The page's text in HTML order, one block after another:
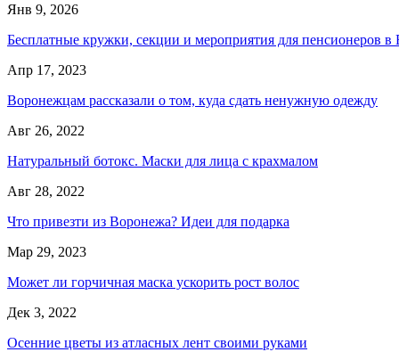
Янв 9, 2026
Бесплатные кружки, секции и мероприятия для пенсионеров в
Апр 17, 2023
Воронежцам рассказали о том, куда сдать ненужную одежду
Авг 26, 2022
Натуральный ботокс. Маски для лица с крахмалом
Авг 28, 2022
Что привезти из Воронежа? Идеи для подарка
Мар 29, 2023
Может ли горчичная маска ускорить рост волос
Дек 3, 2022
Осенние цветы из атласных лент своими руками